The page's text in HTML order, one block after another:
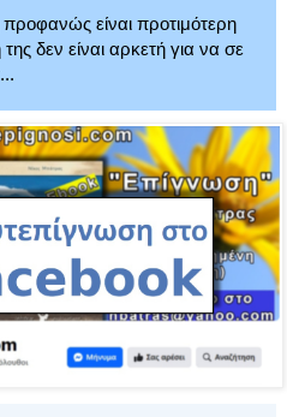
είναι προτιμότερη
δεν είναι αρκετή για να σε